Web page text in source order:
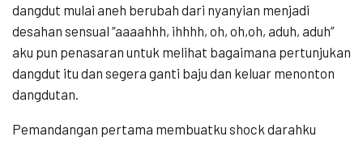
dangdut mulai aneh berubah dari nyanyian menjadi
desahan sensual “aaaahhh, ihhhh, oh, oh,oh, aduh, aduh”
aku pun penasaran untuk melihat bagaimana pertunjukan
dangdut itu dan segera ganti baju dan keluar menonton
dangdutan.
Pemandangan pertama membuatku shock darahku